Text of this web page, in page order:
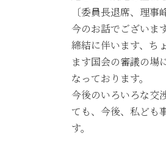
〔委員長退席、理事
今のお話でございま
締結に伴います、ち
ます国会の審議の場
なっております。
今後のいろいろな交
ても、今後、私ども
す。